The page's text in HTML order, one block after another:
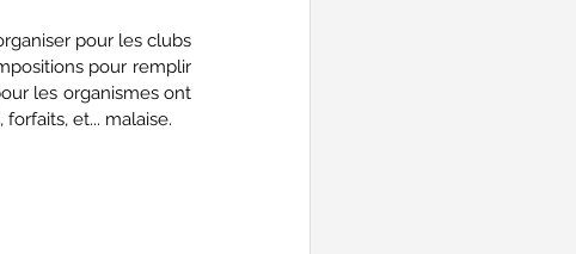
pour les clubs
pour remplir
les organismes ont
et... malaise.